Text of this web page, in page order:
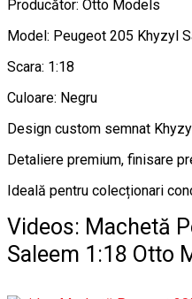
Producător: Otto Models
Model: Peugeot 205 Khyzyl
Scara: 1:18
Culoare: Negru
Design custom semnat
Detaliere premium, finisare
Ideală pentru colecționari
Videos: Machetă
Saleem 1:18 Otto